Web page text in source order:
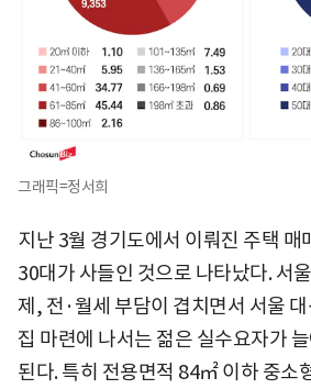
그래픽=정서희
지난 3월 경기도에서 이뤄진 주택 매
30대가 사들인 것으로 나타났다. 서
제, 전·월세 부담이 겹치면서 서울
집 마련에 나서는 젊은 실수요자가
된다. 특히 전용면적 84㎡ 이하 중소